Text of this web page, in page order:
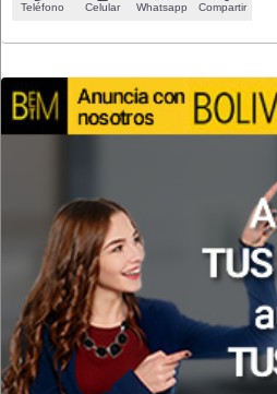
Teléfono Celular Whatsapp Compartir